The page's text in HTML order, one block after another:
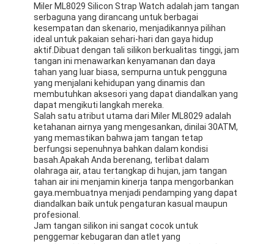
Miler ML8029 Silicon Strap Watch adalah jam tangan
serbaguna yang dirancang untuk berbagai
kesempatan dan skenario, menjadikannya pilihan
ideal untuk pakaian sehari-hari dan gaya hidup
aktif.Dibuat dengan tali silikon berkualitas tinggi, jam
tangan ini menawarkan kenyamanan dan daya
tahan yang luar biasa, sempurna untuk pengguna
yang menjalani kehidupan yang dinamis dan
membutuhkan aksesori yang dapat diandalkan yang
dapat mengikuti langkah mereka.
Salah satu atribut utama dari Miler ML8029 adalah
ketahanan airnya yang mengesankan, dinilai 30ATM,
yang memastikan bahwa jam tangan tetap
berfungsi sepenuhnya bahkan dalam kondisi
basah.Apakah Anda berenang, terlibat dalam
olahraga air, atau tertangkap di hujan, jam tangan
tahan air ini menjamin kinerja tanpa mengorbankan
gaya.membuatnya menjadi pendamping yang dapat
diandalkan baik untuk pengaturan kasual maupun
profesional.
Jam tangan silikon ini sangat cocok untuk
penggemar kebugaran dan atlet yang